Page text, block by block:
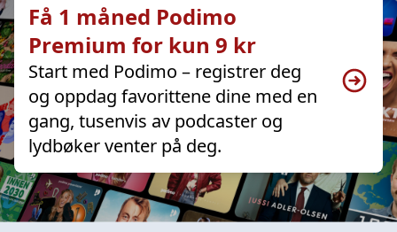
Få 1 måned Podimo
Premium for kun 9 kr
Start med Podimo – registrer deg
og oppdag favorittene dine med en
gang, tusenvis av podcaster og
lydbøker venter på deg.